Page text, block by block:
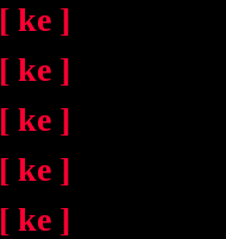
[ ke ]
[ ke ]
[ ke ]
[ ke ]
[ ke ]